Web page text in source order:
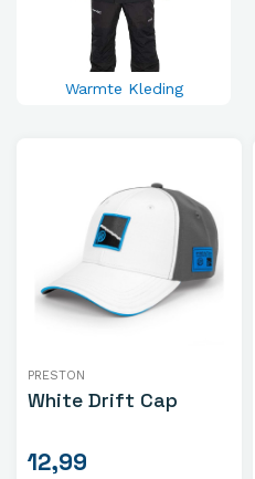
Warmte Kleding
PRESTON
White Drift Cap
12,99